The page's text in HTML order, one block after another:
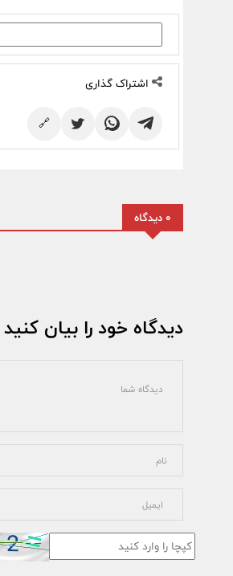
اشتراک گذاری
🔗
0 دیدگاه
دیدگاه خود را بیان کنید